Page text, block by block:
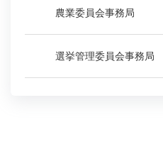
農業委員会事務局
選挙管理委員会事務局